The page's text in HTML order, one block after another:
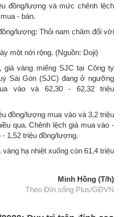
đồng/lượng và mức chênh lệch
- bán.
lượng: Thỏi nam châm đối với
một nới rộng. (Nguồn: Doji)
giá vàng miếng SJC tại Công ty
Sài Gòn (SJC) đang ở ngưỡng
vào và 62,30 - 62,32 triệu
đồng/lượng mua vào và 3,2 triệu
qua. Chênh lệch giá mua vào -
1,52 triệu đồng/lượng.
hạ nhiệt xuống còn 61,4 triệu
Minh Hồng (T/h)
Theo Đời sống Plus/GĐVN